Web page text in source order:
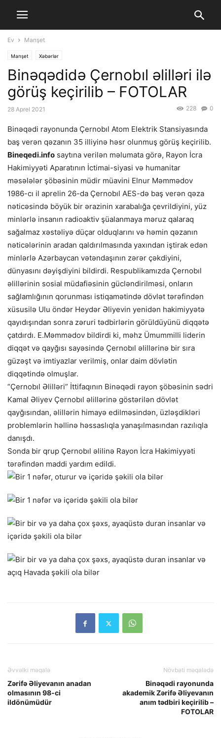
Ev Manşet
Manşet Xəbərlər
Binəqədidə Çernobıl əlilləri ilə
görüş keçirilib – FOTOLAR
28 Aprel 2021 0
228
Binəqədi rayonunda Çernobıl Atom Elektrik Stansiyasında
baş verən qəzanın 35 illiyinə həsr olunmuş görüş keçirilib.
Bineqedi.info saytına verilən məlumata görə, Rayon İcra
Hakimiyyəti Aparatının İctimai-siyasi və humanitar
məsələlər şöbəsinin müdir müavini Elnur Məmmədov
1986-cı il aprelin 26-da Çernobıl AES-də baş verən qəza
nəticəsində böyük bir ərazinin xarabalığa çevrildiyini, yüz
minlərlə insanın radioaktiv şüalanmaya məruz qalaraq
sağalmaz xəstəliyə düçar olduqlarını və həmin qəzanın
nəticələrinin aradan qaldırılmasında yaxından iştirak edən
minlərlə Azərbaycan vətəndaşının zərər çəkdiyini,
dünyasını dəyişdiyini bildirdi. Respublikamızda Çernobıl
əlillərinin sosial müdafiəsinin gücləndirilməsi, onların
sağlamlığının qorunması istiqamətində dövlət tərəfindən
xüsusilə Ulu öndər Heydər Əliyevin yenidən hakimiyyətə
qayıdışından sonra zəruri tədbirlərin görüldüyünü diqqətə
çatdırdı. E.Məmmədov bildirdi ki, məhz Ümummilli liderin
diqqət və qayğısı sayəsində Çernobıl əlillərinə bir sıra
güzəşt və imtiyazlar verilmiş, onlar daim dövlətin
diqqətində olmuşlar.
“Çernobıl Əlilləri” İttifaqının Binəqədi rayon şöbəsinin sədri
Kamal Əliyev Çernobıl əlillərinə göstərilən dövlət
qayğısından, əlillərin himayə edilməsindən, üzləşdikləri
problemlərin həllinə həssaslıqla yanaşılmasından razılıqla
danışdı.
Sonda bir qrup Çernobıl əlilinə Rayon İcra Hakimiyyəti
tərəfindən maddi yardım edildi.
Əvvəlki məqalə
Zərifə Əliyevanın anadan
olmasının 98-ci
ildönümüdür
Növbəti məqalədə
Binəqədi rayonunda
akademik Zərifə Əliyevanın
anım tədbiri keçirilib –
FOTOLAR